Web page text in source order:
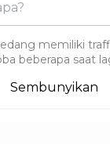
memiliki
beberapa saat
Sembunyikan